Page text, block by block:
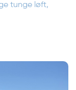
tunge løft,